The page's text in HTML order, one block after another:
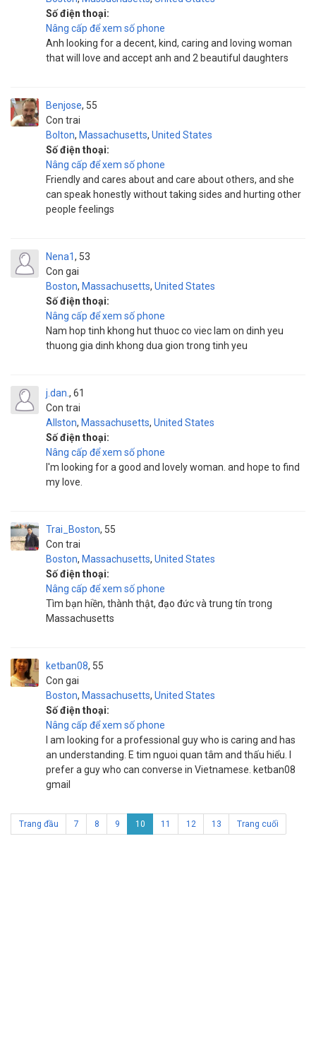
Số điện thoại:
Nâng cấp để xem số phone
Anh looking for a decent, kind, caring and loving woman
that will love and accept anh and 2 beautiful daughters
Benjose
Con trai
55
Bolton, Massachusetts, United States
Số điện thoại:
Nâng cấp để xem số phone
Friendly and cares about and care about others, and she
can speak honestly without taking sides and hurting other
people feelings
Nena1
Con gai
53
Boston, Massachusetts, United States
Số điện thoại:
Nâng cấp để xem số phone
Nam hop tinh khong hut thuoc co viec lam on dinh yeu
thuong gia dinh khong dua gion trong tinh yeu
j.dan.
Con trai
61
Allston, Massachusetts, United States
Số điện thoại:
Nâng cấp để xem số phone
l'm looking for a good and lovely woman. and hope to find
my love.
Trai_Boston
Con trai
55
Boston, Massachusetts, United States
Số điện thoại:
Nâng cấp để xem số phone
Tìm bạn hiền, thành thật, đạo đức và trung tín trong
Massachusetts
ketban08
Con gai
55
Boston, Massachusetts, United States
Số điện thoại:
Nâng cấp để xem số phone
I am looking for a professional guy who is caring and has
an understanding. E tim nguoi quan tâm and thấu hiểu. I
prefer a guy who can converse in Vietnamese. ketban08
gmail
Trang đầu 7 8 9 10 11 12 13 Trang cuối